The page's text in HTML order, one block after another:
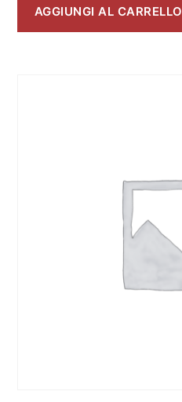
AGGIUNGI AL CARRELLO